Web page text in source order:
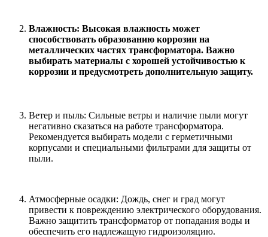
Влажность: Высокая влажность может
способствовать образованию коррозии на
металлических частях трансформатора. Важно
выбирать материалы с хорошей устойчивостью к
коррозии и предусмотреть дополнительную защиту.
Ветер и пыль: Сильные ветры и наличие пыли могут
негативно сказаться на работе трансформатора.
Рекомендуется выбирать модели с герметичными
корпусами и специальными фильтрами для защиты от
пыли.
Атмосферные осадки: Дождь, снег и град могут
привести к повреждению электрического оборудования.
Важно защитить трансформатор от попадания воды и
обеспечить его надлежащую гидроизоляцию.